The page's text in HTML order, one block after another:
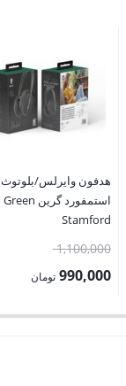
هدفون وایرلس/بلوتوث
استمفورد گرین Green
Stamford
Headphon
1,100,000قیمت
اصلی:
بود.
990,000 تومان